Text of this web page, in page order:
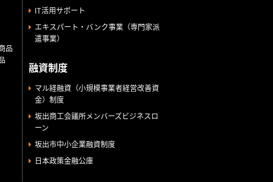
品
IT活用サポート
エキスパート・バンク事業（専門家派
遣事業）
融資制度
マル経融資（小規模事業者経営改善資
金）制度
坂出商工会議所メンバーズビジネスロ
ーン
坂出市中小企業融資制度
日本政策金融公庫